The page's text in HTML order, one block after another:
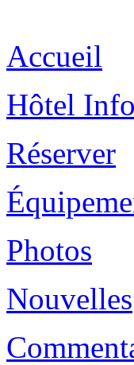
Accueil
Hôtel
Réserver
Photos
Nouvelles